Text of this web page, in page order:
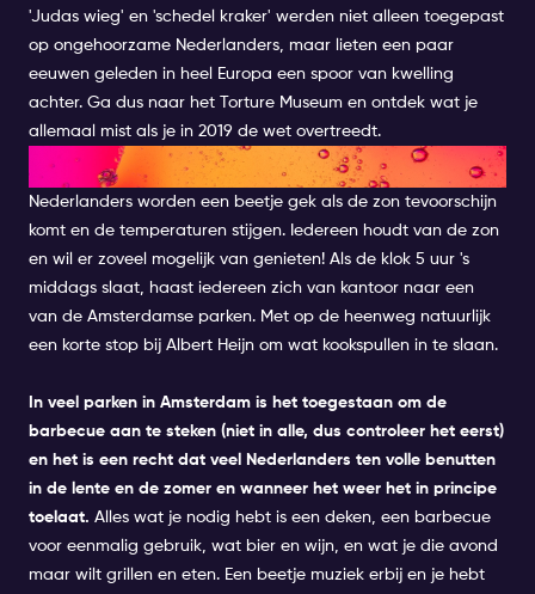
'Judas wieg' en 'schedel kraker' werden niet alleen toegepast
op ongehoorzame Nederlanders, maar lieten een paar
eeuwen geleden in heel Europa een spoor van kwelling
achter. Ga dus naar het Torture Museum en ontdek wat je
allemaal mist als je in 2019 de wet overtreedt.
BARBECUEËN IN HET PARK
Nederlanders worden een beetje gek als de zon tevoorschijn
komt en de temperaturen stijgen. Iedereen houdt van de zon
en wil er zoveel mogelijk van genieten! Als de klok 5 uur 's
middags slaat, haast iedereen zich van kantoor naar een
van de Amsterdamse parken. Met op de heenweg natuurlijk
een korte stop bij Albert Heijn om wat kookspullen in te slaan.
In veel parken in Amsterdam is het toegestaan om de
barbecue aan te steken (niet in alle, dus controleer het eerst)
en het is een recht dat veel Nederlanders ten volle benutten
in de lente en de zomer en wanneer het weer het in principe
toelaat. Alles wat je nodig hebt is een deken, een barbecue
voor eenmalig gebruik, wat bier en wijn, en wat je die avond
maar wilt grillen en eten. Een beetje muziek erbij en je hebt